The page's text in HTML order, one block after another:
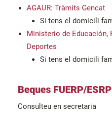
AGAUR: Tràmits Gencat
Si tens el domicili
Ministerio de Educación,
Deportes
Si tens el domicili
Beques FUERP/ESRP
Consulteu en secretaria